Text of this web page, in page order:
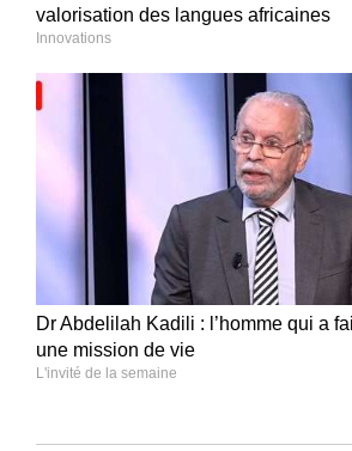
valorisation des langues africaines
Innovations
Dr Abdelilah Kadili : l’homme qui a
une mission de vie
L'invité de la semaine